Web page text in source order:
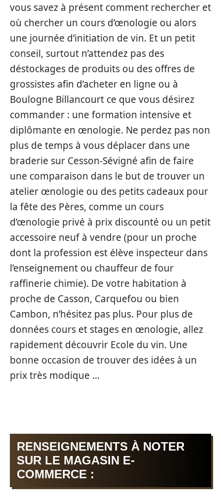
vous savez à présent comment rechercher et
où chercher un cours d’œnologie ou alors
une journée d’initiation de vin. Et un petit
conseil, surtout n’attendez pas des
déstockages de produits ou des offres de
grossistes afin d’acheter en ligne ou à
Boulogne Billancourt ce que vous désirez
commander : une formation intensive et
diplômante en œnologie. Ne perdez pas non
plus de temps à vous déplacer dans une
braderie sur Cesson-Sévigné afin de faire
une comparaison dans le but de trouver un
atelier œnologie ou des petits cadeaux pour
la fête des Pères, comme un cours
d’œnologie privé à prix discounté ou un petit
accessoire neuf à vendre (pour un proche
dont la profession est élève inspecteur dans
l’enseignement ou chauffeur de four
raffinerie chimie). De votre habitation à
proche de Casson, Carquefou ou bien
Cambon, n’hésitez pas plus. Pour plus de
données cours et stages en œnologie, allez
rapidement découvrir Ecole du vin. Une
bonne occasion de trouver des idées à un
prix très modique …
RENSEIGNEMENTS À NOTER
SUR LE MAGASIN E-
COMMERCE :